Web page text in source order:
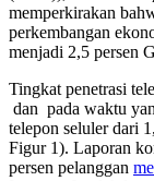
memperkirakan
perkembangan
menjadi 2,5 persen
Tingkat penetrasi
dan pada waktu
telepon seluler dari
Figur 1). Laporan
persen pelanggan